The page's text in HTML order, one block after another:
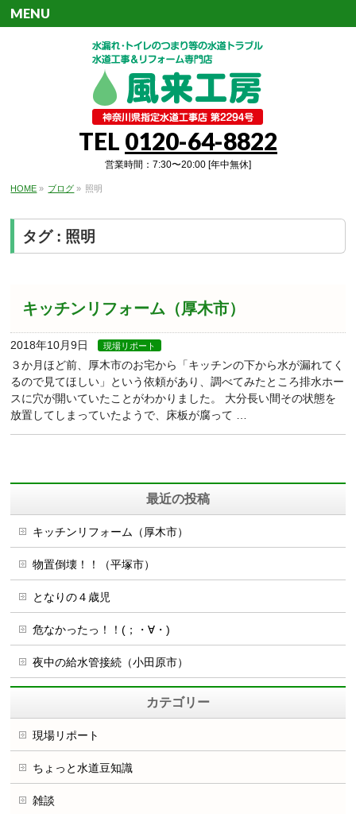
TEL 0120-64-8822
営業時間：7:30〜20:00 [年中無休]
MENU
HOME » ブログ » 照明
タグ : 照明
キッチンリフォーム（厚木市）
2018年10月9日 現場リポート
３か月ほど前、厚木市のお宅から「キッチンの下から水が漏れてく
るので見てほしい」という依頼があり、調べてみたところ排水ホー
スに穴が開いていたことがわかりました。 大分長い間その状態を
放置してしまっていたようで、床板が腐って …
最近の投稿
キッチンリフォーム（厚木市）
物置倒壊！！（平塚市）
となりの４歳児
危なかったっ！！(；・∀・)
夜中の給水管接続（小田原市）
カテゴリー
現場リポート
ちょっと水道豆知識
雑談